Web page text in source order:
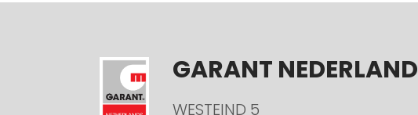
GARANT NEDERLAND
WESTEIND 5